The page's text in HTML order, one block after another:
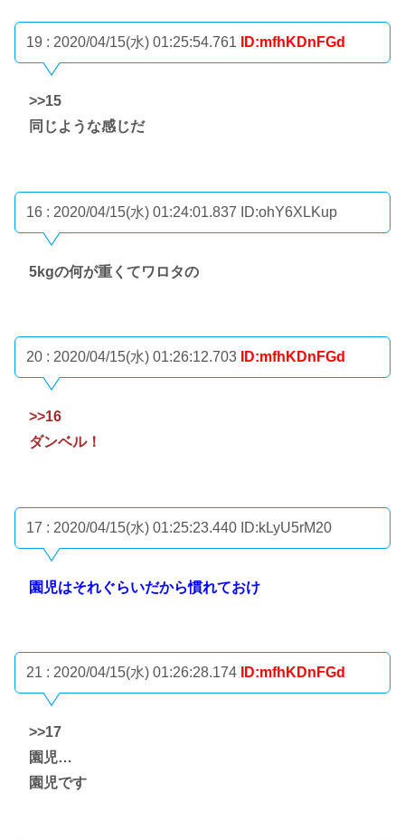
19 : 2020/04/15(水) 01:25:54.761 ID:mfhKDnFGd
>>15
同じような感じだ
16 : 2020/04/15(水) 01:24:01.837 ID:ohY6XLKup
5kgの何が重くてワロタの
20 : 2020/04/15(水) 01:26:12.703 ID:mfhKDnFGd
>>16
ダンベル！
17 : 2020/04/15(水) 01:25:23.440 ID:kLyU5rM20
園児はそれぐらいだから慣れておけ
21 : 2020/04/15(水) 01:26:28.174 ID:mfhKDnFGd
>>17
園児…
園児です